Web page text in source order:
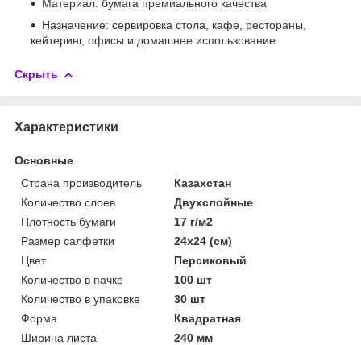
Материал: бумага премиального качества
Назначение: сервировка стола, кафе, рестораны,
кейтеринг, офисы и домашнее использование
Скрыть
Характеристики
Основные
Страна производитель
Казахстан
Количество слоев
Двухслойные
Плотность бумаги
17 г/м2
Размер салфетки
24х24 (см)
Цвет
Персиковый
Количество в пачке
100 шт
Количество в упаковке
30 шт
Форма
Квадратная
Ширина листа
240 мм